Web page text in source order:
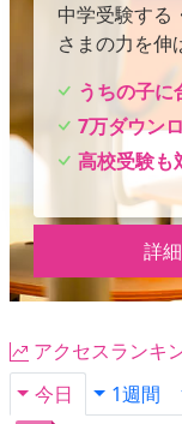
中学受験する
さまの力を伸
うちの子に
7万ダウン
高校受験も
詳
アクセスランキ
今日
1週間